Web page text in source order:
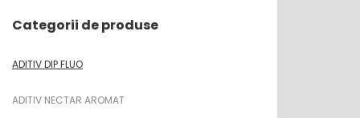
Categorii de produse
ADITIV DIP FLUO
ADITIV NECTAR AROMAT